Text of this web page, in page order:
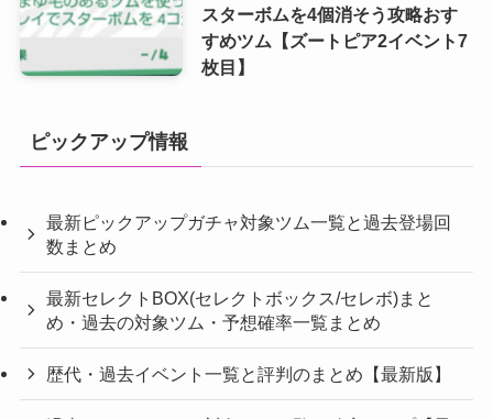
スターボムを4個消そう攻略おす
すめツム【ズートピア2イベント7
枚目】
ピックアップ情報
最新ピックアップガチャ対象ツム一覧と過去登場回
数まとめ
最新セレクトBOX(セレクトボックス/セレボ)まと
め・過去の対象ツム・予想確率一覧まとめ
歴代・過去イベント一覧と評判のまとめ【最新版】